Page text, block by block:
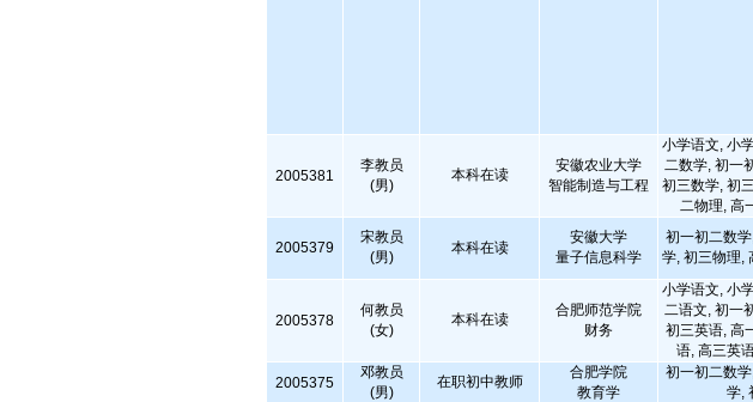
2005381
李教员
(男)
本科在读
安徽农业大学
智能制造与工程
小学语文, 小
二数学, 初一
初三数学, 初
二物理, 高
2005379
宋教员
(男)
本科在读
安徽大学
量子信息科学
初一初二数
学, 初三物理,
2005378
何教员
(女)
本科在读
合肥师范学院
财务
小学语文, 小
二语文, 初一
初三英语, 高
语, 高三英
2005375
邓教员
(男)
在职初中教师
合肥学院
教育学
初一初二数
学,